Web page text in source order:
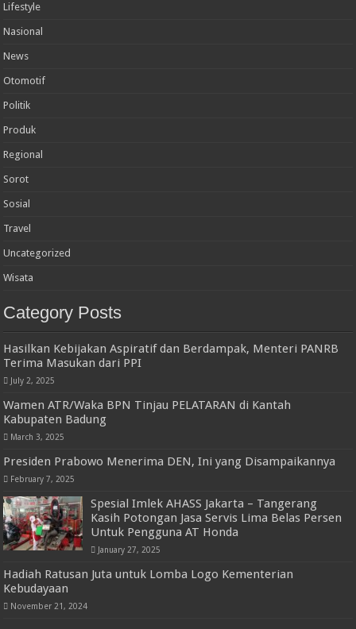
Lifestyle
Nasional
News
Otomotif
Politik
Produk
Regional
Sorot
Sosial
Travel
Uncategorized
Wisata
Category Posts
Hasilkan Kebijakan Aspiratif dan Berdampak, Menteri PANRB
Terima Masukan dari PPI
July 2, 2025
Wamen ATR/Waka BPN Tinjau PELATARAN di Kantah
Kabupaten Badung
March 3, 2025
Presiden Prabowo Menerima DEN, Ini yang Disampaikannya
February 7, 2025
Spesial Imlek AHASS Jakarta – Tangerang
Kasih Potongan Jasa Servis Lima Belas Persen
Untuk Pengguna AT Honda
January 27, 2025
Hadiah Ratusan Juta untuk Lomba Logo Kementerian
Kebudayaan
November 21, 2024